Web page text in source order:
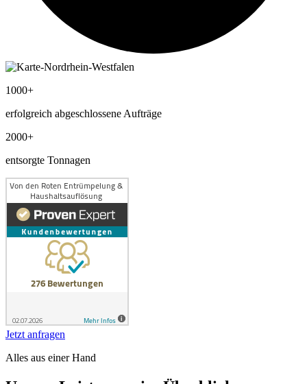
1000+
erfolgreich abgeschlossene Aufträge
2000+
entsorgte Tonnagen
Jetzt anfragen
Alles aus einer Hand